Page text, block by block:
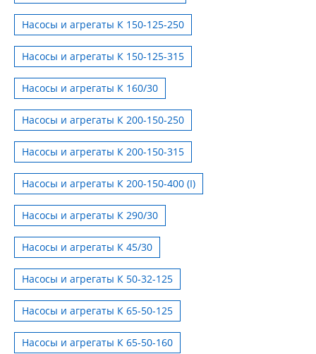
Насосы и агрегаты К 150-125-250
Насосы и агрегаты К 150-125-315
Насосы и агрегаты К 160/30
Насосы и агрегаты К 200-150-250
Насосы и агрегаты К 200-150-315
Насосы и агрегаты К 200-150-400 (I)
Насосы и агрегаты К 290/30
Насосы и агрегаты К 45/30
Насосы и агрегаты К 50-32-125
Насосы и агрегаты К 65-50-125
Насосы и агрегаты К 65-50-160